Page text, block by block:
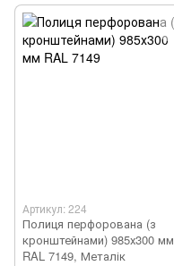
Артикул: 224
Полиця перфорована (з
кронштейнами) 985х300 мм
RAL 7149, Металік